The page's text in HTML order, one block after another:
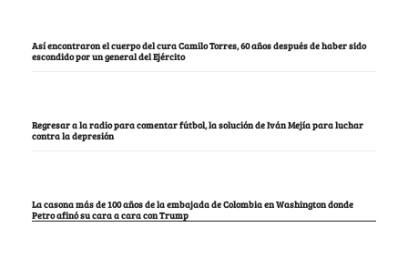
Así encontraron el cuerpo del cura Camilo Torres, 60 años después de haber sido
escondido por un general del Ejército
Regresar a la radio para comentar fútbol, la solución de Iván Mejía para luchar
contra la depresión
La casona más de 100 años de la embajada de Colombia en Washington donde
Petro afinó su cara a cara con Trump